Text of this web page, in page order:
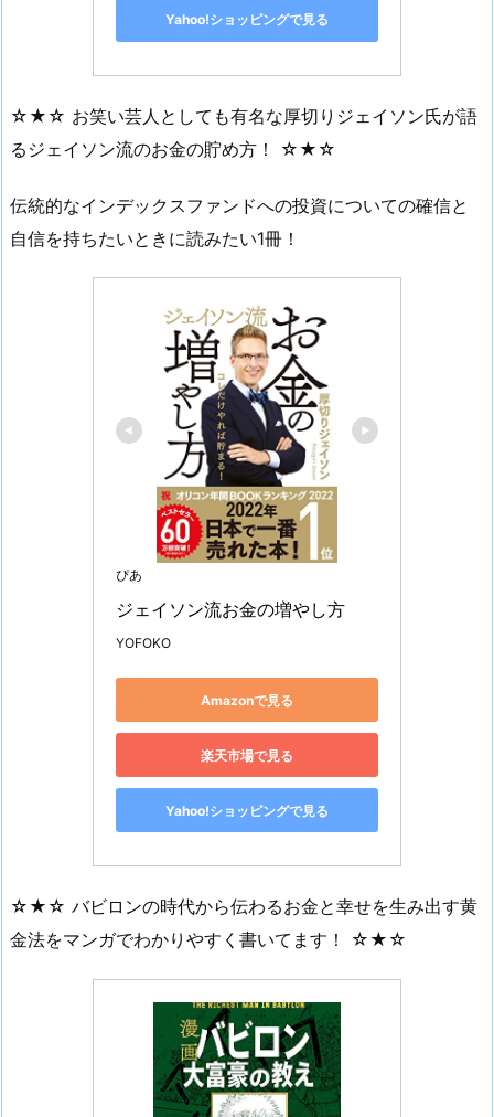
Yahoo!ショッピングで見る
☆★☆ お笑い芸人としても有名な厚切りジェイソン氏が語
るジェイソン流のお金の貯め方！ ☆★☆
伝統的なインデックスファンドへの投資についての確信と
自信を持ちたいときに読みたい1冊！
ぴあ
ジェイソン流お金の増やし方
YOFOKO
Amazonで見る
楽天市場で見る
Yahoo!ショッピングで見る
☆★☆ バビロンの時代から伝わるお金と幸せを生み出す黄
金法をマンガでわかりやすく書いてます！ ☆★☆